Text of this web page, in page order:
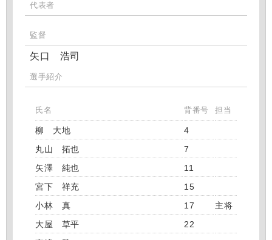
代表者
監督
矢口 浩司
選手紹介
氏名 背番号 担当
柳 大地
4
丸山 拓也
7
矢澤 純也
11
宮下 祥充
15
小林 真
17
主将
大屋 草平
22